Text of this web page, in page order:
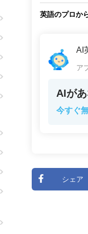
英語のプロか
AI
ア
AIが
今すぐ
シェア